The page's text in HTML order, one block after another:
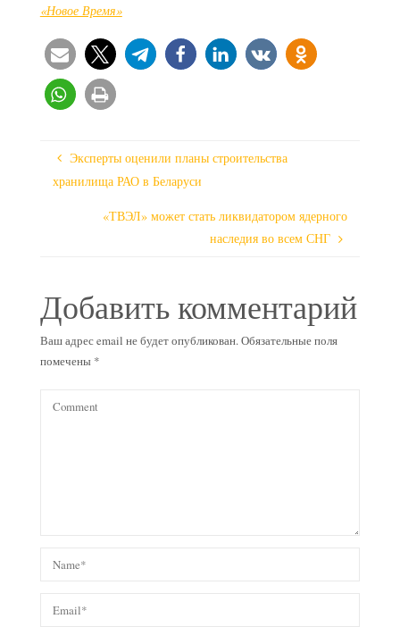
«Новое Время»
Эксперты оценили планы строительства
хранилища РАО в Беларуси
«ТВЭЛ» может стать ликвидатором ядерного
наследия во всем СНГ
Добавить комментарий
Ваш адрес email не будет опубликован.Обязательные поля
помечены *